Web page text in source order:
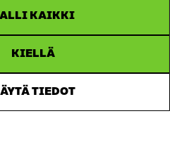
KAIKKI
KIELLÄ
TIEDOT